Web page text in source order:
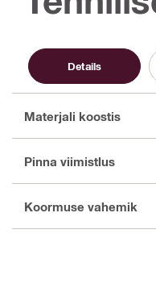
Details
Materjali koostis
Pinna viimistlus
Koormuse vahemik